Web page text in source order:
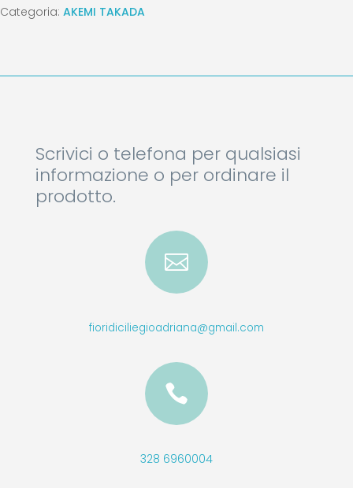
Categoria: AKEMI TAKADA
Scrivici o telefona per qualsiasi
informazione o per ordinare il
prodotto.

fioridiciliegioadriana@gmail.com

328 6960004